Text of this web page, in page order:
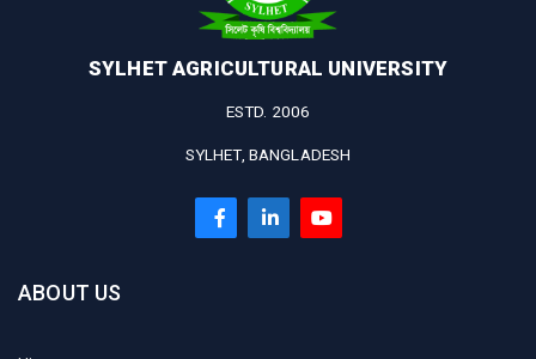
SYLHET AGRICULTURAL UNIVERSITY
ESTD. 2006
SYLHET, BANGLADESH
ABOUT US